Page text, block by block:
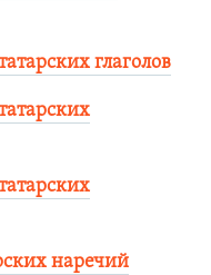
глаголов
наречий